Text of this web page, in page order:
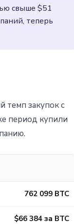
свыше $51
теперь
темп закупок с
период купили
762 099 BTC
$66 384 за BTC